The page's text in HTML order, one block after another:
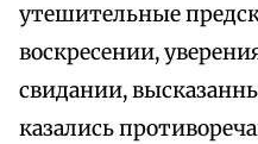
утешительные
воскресении,
свидании,
казались